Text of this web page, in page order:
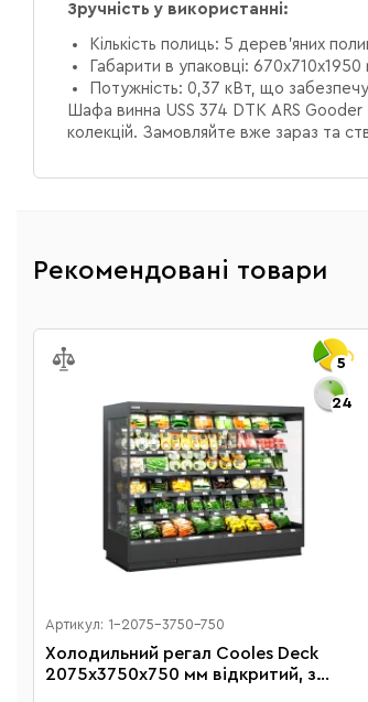
Зручність у використанні:
Кількість полиць: 5 дерев’яних
Габарити в упаковці: 670х710х1950
Потужність: 0,37 кВт, що
Шафа винна USS 374 DTK ARS Gooder
колекцій. Замовляйте вже зараз та
Рекомендовані товари
5
24
Артикул: 1-2075-3750-750
Холодильний регал Cooles Deck
2075х3750х750 мм відкритий, з